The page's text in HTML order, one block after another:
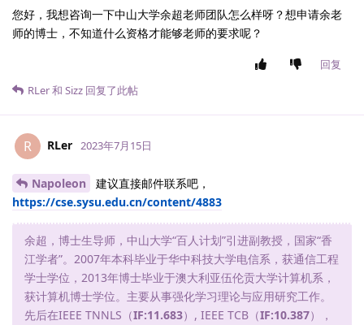
您好，我想咨询一下中山大学余超老师团队怎么样呀？想申请余老
师的博士，不知道什么资格才能够老师的要求呢？
回复
RLer和 Sizz 回复了此帖
R RLer 2023年7月15日
Napoleon
建议直接邮件联系吧，
https://cse.sysu.edu.cn/content/4883
余超，博士生导师，中山大学“百人计划”引进副教授，国家“香
江学者”。2007年本科毕业于华中科技大学电信系，获通信工程
学士学位，2013年博士毕业于澳大利亚伍伦贡大学计算机系，
获计算机博士学位。主要从事强化学习理论与应用研究工作。
先后在IEEE TNNLS（IF:11.683）, IEEE TCB（IF:10.387），